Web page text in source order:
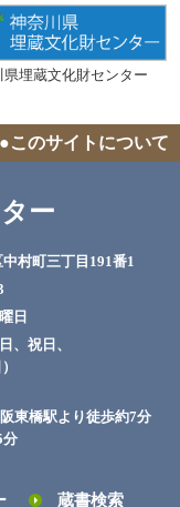
県埋蔵文化財センター
●このサイトについて
ー
村町三丁目191番1
日
、祝日、
東橋駅より徒歩約7分
分
蔵書検索